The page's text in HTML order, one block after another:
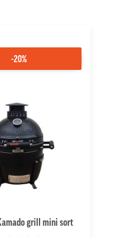
-20%
grill mini sort